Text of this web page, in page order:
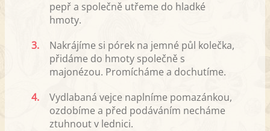
pepř a společně utřeme do hladké
hmoty.
3.
Nakrájíme si pórek na jemné půl kolečka,
přidáme do hmoty společně s
majonézou. Promícháme a dochutíme.
4.
Vydlabaná vejce naplníme pomazánkou,
ozdobíme a před podáváním necháme
ztuhnout v lednici.